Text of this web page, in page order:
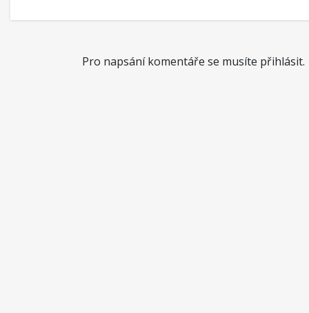
Pro napsání komentáře se musíte přihlásit.